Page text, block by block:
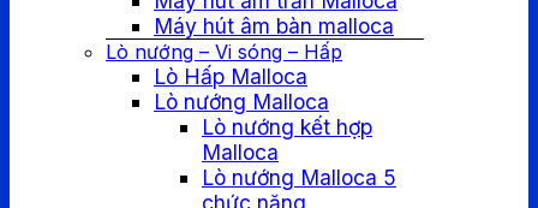
Máy hút âm bàn malloca
Lò nướng – Vi sóng – Hấp
Lò Hấp Malloca
Lò nướng Malloca
Lò nướng kết hợp
Malloca
Lò nướng Malloca 5
chức năng